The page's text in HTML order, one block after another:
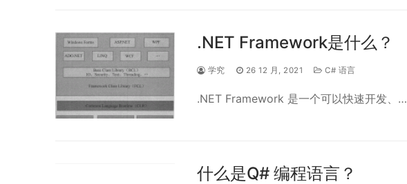
.NET Framework是什么？
学究 26 12 月, 2021 C# 语言
.NET Framework 是一个可以快速开发、…
什么是Q# 编程语言？